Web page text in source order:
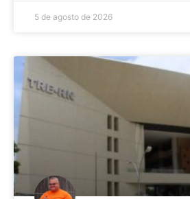
5 de agosto de 2026